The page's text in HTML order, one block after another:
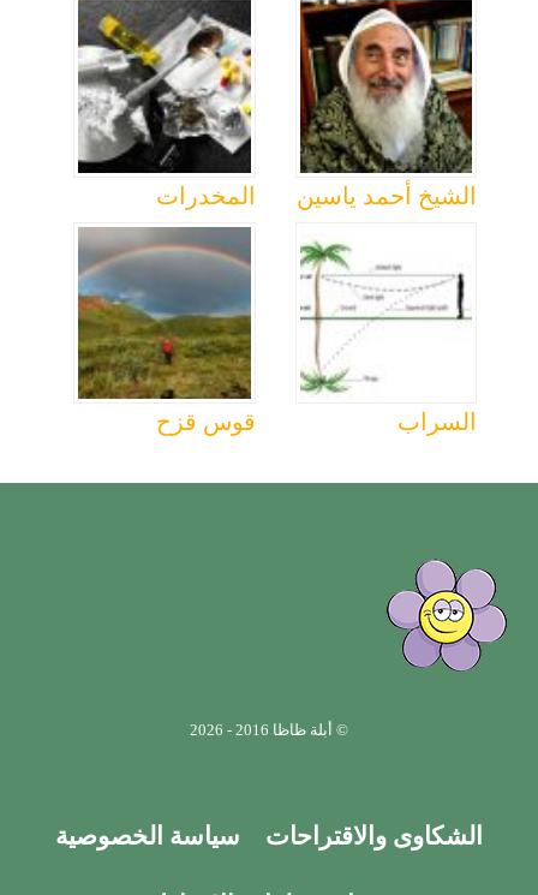
المخدرات الشيخ أحمد ياسين
قوس قزح السراب
© أبلة ظاظا 2016 - 2026
الشكاوى والاقتراحات سياسة الخصوصية